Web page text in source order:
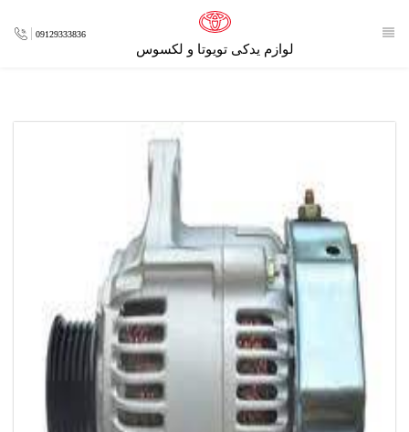
لوازم یدکی تویوتا و لکسوس
09129333836